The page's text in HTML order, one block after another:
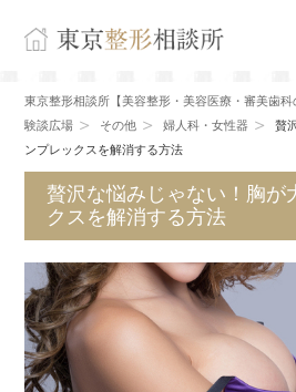
東京整形相談所【美容整形・美容医療・審美歯科
験談広場
その他 婦人科・女性器
贅
ンプレックスを解消する方法
贅沢な悩みじゃない！胸が
クスを解消する方法